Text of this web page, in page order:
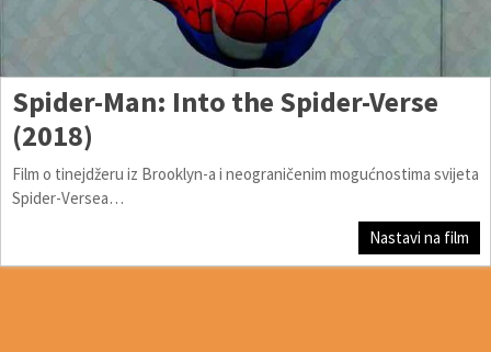
Spider-Man: Into the Spider-Verse
(2018)
Film o tinejdžeru iz Brooklyn-a i neograničenim mogućnostima svijeta
Spider-Versea…
Nastavi na film